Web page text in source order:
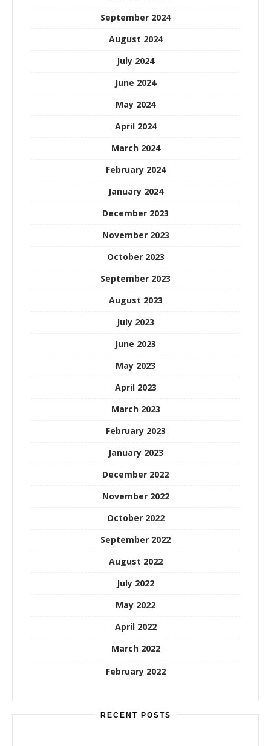
September 2024
August 2024
July 2024
June 2024
May 2024
April 2024
March 2024
February 2024
January 2024
December 2023
November 2023
October 2023
September 2023
August 2023
July 2023
June 2023
May 2023
April 2023
March 2023
February 2023
January 2023
December 2022
November 2022
October 2022
September 2022
August 2022
July 2022
May 2022
April 2022
March 2022
February 2022
RECENT POSTS